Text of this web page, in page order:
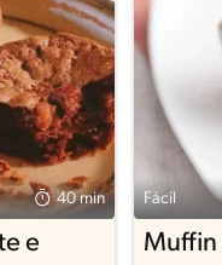
40 min
e
Fácil
Muffin